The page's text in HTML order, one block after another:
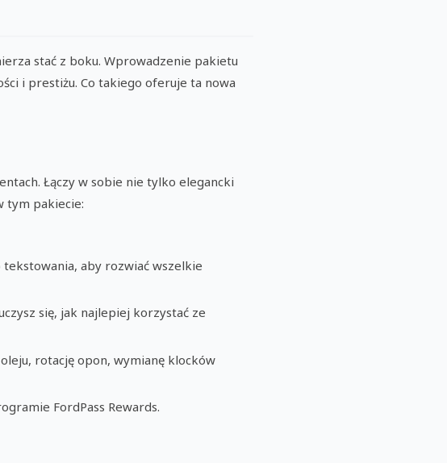
stać z boku. Wprowadzenie pakietu
i prestiżu. Co takiego oferuje ta nowa
Łączy w sobie nie tylko elegancki
tym pakiecie:
aby rozwiać wszelkie
się, jak najlepiej korzystać ze
rotację opon, wymianę klocków
FordPass Rewards.